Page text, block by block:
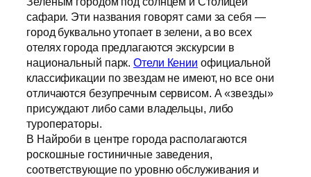
сафари. Эти названия говорят сами за себя —
город буквально утопает в зелени, а во всех
отелях города предлагаются экскурсии в
национальный парк.Отели Кении официальной
классификации по звездам не имеют, но все они
отличаются безупречным сервисом. А «звезды»
присуждают либо сами владельцы, либо
туроператоры.
В Найроби в центре города располагаются
роскошные гостиничные заведения,
соответствующие по уровню обслуживания и